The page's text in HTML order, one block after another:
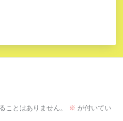
ことはありません。 ※ が付いてい